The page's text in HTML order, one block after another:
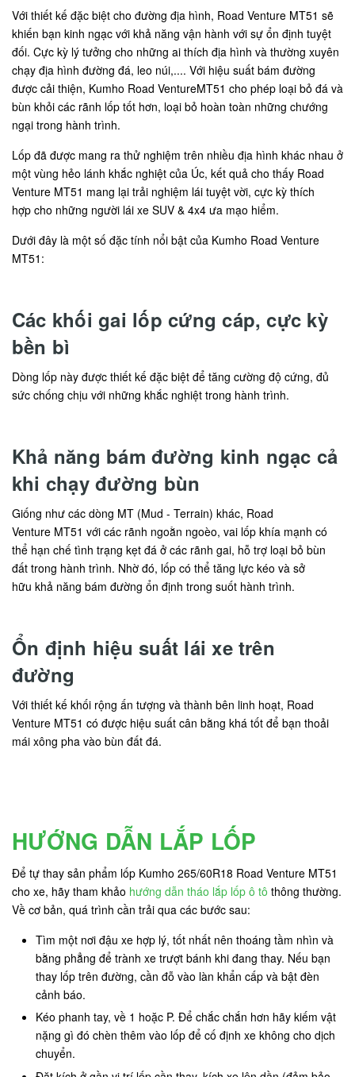
Với thiết kế đặc biệt cho đường địa hình, Road Venture MT51 sẽ
khiến bạn kinh ngạc với khả năng vận hành với sự ổn định tuyệt
đối. Cực kỳ lý tưởng cho những ai thích địa hình và thường xuyên
chạy địa hình đường đá, leo núi,.... Với hiệu suất bám đường
được cải thiện, Kumho Road VentureMT51 cho phép loại bỏ đá và
bùn khỏi các rãnh lốp tốt hơn, loại bỏ hoàn toàn những chướng
ngại trong hành trình.
Lốp đã được mang ra thử nghiệm trên nhiều địa hình khác nhau ở
một vùng hẻo lánh khắc nghiệt của Úc, kết quả cho thấy Road
Venture MT51 mang lại trải nghiệm lái tuyệt vời, cực kỳ thích
hợp cho những người lái xe SUV & 4x4 ưa mạo hiểm.
Dưới đây là một số đặc tính nổi bật của Kumho Road Venture
MT51:
Các khối gai lốp cứng cáp, cực kỳ
bền bì
Dòng lốp này được thiết kế đặc biệt để tăng cường độ cứng, đủ
sức chống chịu với những khắc nghiệt trong hành trình.
Khả năng bám đường kinh ngạc cả
khi chạy đường bùn
Giống như các dòng MT (Mud - Terrain) khác, Road
Venture MT51 với các rãnh ngoằn ngoèo, vai lốp khía mạnh có
thể hạn chế tình trạng kẹt đá ở các rãnh gai, hỗ trợ loại bỏ bùn
đất trong hành trình. Nhờ đó, lốp có thể tăng lực kéo và sở
hữu khả năng bám đường ổn định trong suốt hành trình.
Ổn định hiệu suất lái xe trên
đường
Với thiết kế khối rộng ấn tượng và thành bên linh hoạt, Road
Venture MT51 có được hiệu suất cân bằng khá tốt để bạn thoải
mái xông pha vào bùn đất đá.
HƯỚNG DẪN LẮP LỐP
Để tự thay sản phẩm lốp Kumho 265/60R18 Road Venture MT51
cho xe, hãy tham khảo hướng dẫn tháo lắp lốp ô tô thông thường.
Về cơ bản, quá trình cần trải qua các bước sau:
Tìm một nơi đậu xe hợp lý, tốt nhất nên thoáng tầm nhìn và
bằng phẳng để trành xe trượt bánh khi đang thay. Nếu bạn
thay lốp trên đường, cần đỗ vào làn khẩn cấp và bật đèn
cảnh báo.
Kéo phanh tay, về 1 hoặc P. Để chắc chắn hơn hãy kiếm vật
nặng gì đó chèn thêm vào lốp để cố định xe không cho dịch
chuyển.